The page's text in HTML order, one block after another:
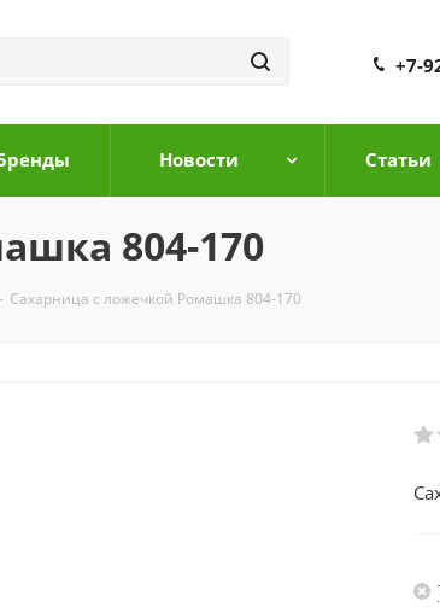
+7-
Новости Cтатьи
804-170
- Сахарница с ложечкой Ромашка 804-170